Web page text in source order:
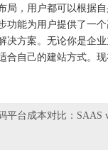
局，用户都可以根据自
功能为用户提供了一
决方案。无论你是企
合自己的建站方式。
平台成本对比：SAAS